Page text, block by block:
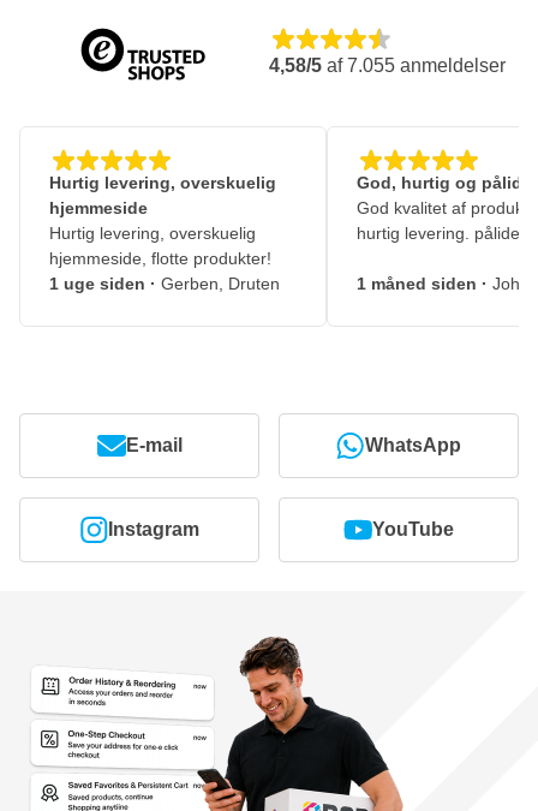
4,58/5 af7.055 anmeldelser
Hurtig levering, overskuelig
hjemmeside
Hurtig levering, overskuelig
hjemmeside, flotte produkter!
1 uge siden · Gerben, Druten
God, hurtig og
God kvalitet af
hurtig levering.
1 måned siden ·
E-mail WhatsApp
Instagram YouTube